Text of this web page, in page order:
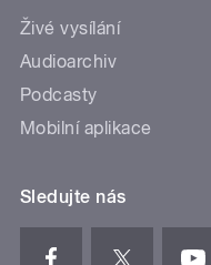
Živé vysílání
Audioarchiv
Podcasty
Mobilní aplikace
Sledujte nás